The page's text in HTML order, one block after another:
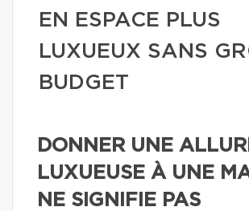
EN ESPACE PLUS
LUXUEUX SANS
BUDGET
DONNER UNE
LUXUEUSE À UNE
NE SIGNIFIE PAS